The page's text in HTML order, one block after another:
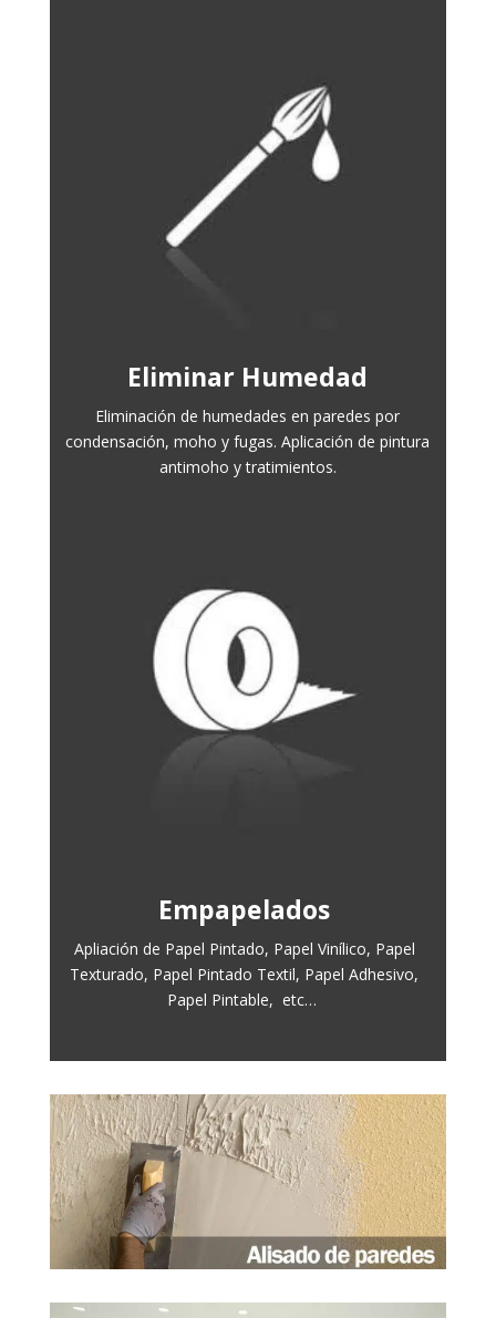
Eliminar Humedad
Eliminación de humedades en paredes por
condensación, moho y fugas. Aplicación de pintura
antimoho y tratimientos.
Empapelados
Apliación de Papel Pintado, Papel Vinílico, Papel
Texturado, Papel Pintado Textil, Papel Adhesivo,
Papel Pintable, etc…